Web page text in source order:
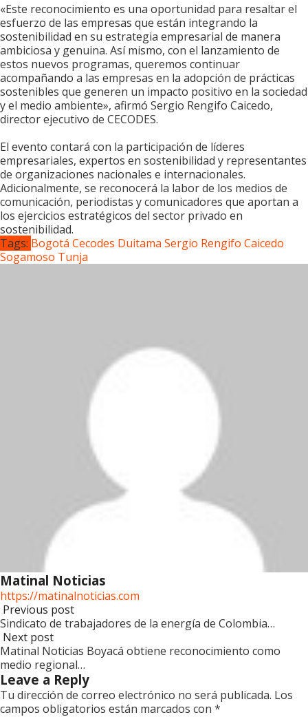
«Este reconocimiento es una oportunidad para resaltar el
esfuerzo de las empresas que están integrando la
sostenibilidad en su estrategia empresarial de manera
ambiciosa y genuina. Así mismo, con el lanzamiento de
estos nuevos programas, queremos continuar
acompañando a las empresas en la adopción de prácticas
sostenibles que generen un impacto positivo en la sociedad
y el medio ambiente», afirmó Sergio Rengifo Caicedo,
director ejecutivo de CECODES.
El evento contará con la participación de líderes
empresariales, expertos en sostenibilidad y representantes
de organizaciones nacionales e internacionales.
Adicionalmente, se reconocerá la labor de los medios de
comunicación, periodistas y comunicadores que aportan a
los ejercicios estratégicos del sector privado en
sostenibilidad.
Tags: Bogotá Cecodes Duitama Sergio Rengifo Caicedo
Sogamoso Tunja
Matinal Noticias
https://matinalnoticias.com
Previous post
Sindicato de trabajadores de la energía de Colombia…
Next post
Matinal Noticias Boyacá obtiene reconocimiento como
medio regional…
Leave a Reply
Tu dirección de correo electrónico no será publicada. Los
campos obligatorios están marcados con *